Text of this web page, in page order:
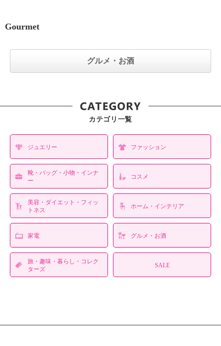
Gourmet
グルメ・お酒
カテゴリ一覧
ジュエリー ファッション
靴・バッグ・小物・インナ
ー
コスメ
美容・ダイエット・フィッ
トネス
ホーム・インテリア
家電 グルメ・お酒
旅・趣味・暮らし・コレク
ターズ
SALE